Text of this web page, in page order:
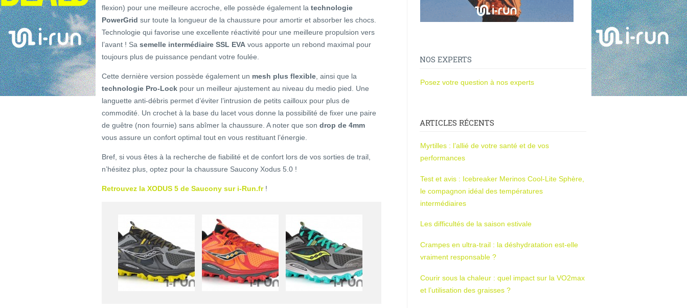
flexion) pour une meilleure accroche, elle possède également la technologie
PowerGrid sur toute la longueur de la chaussure pour amortir et absorber les chocs.
Technologie qui favorise une excellente réactivité pour une meilleure propulsion vers
l’avant ! Sa semelle intermédiaire SSL EVA vous apporte un rebond maximal pour
toujours plus de puissance pendant votre foulée.
Cette dernière version possède également un mesh plus flexible , ainsi que la
technologie Pro-Lock pour un meilleur ajustement au niveau du medio pied. Une
languette anti-débris permet d’éviter l’intrusion de petits cailloux pour plus de
commodité. Un crochet à la base du lacet vous donne la possibilité de fixer une paire
de guêtre (non fournie) sans abîmer la chaussure. A noter que son drop de 4mm
vous assure un confort optimal tout en vous restituant l’énergie.
Bref, si vous êtes à la recherche de fiabilité et de confort lors de vos sorties de trail,
n’hésitez plus, optez pour la chaussure Saucony Xodus 5.0 !
Retrouvez la XODUS 5 de Saucony sur i-Run.fr!
NOS EXPERTS
Posez votre question à nos experts
ARTICLES RÉCENTS
Myrtilles : l’allié de votre santé et de vos
performances
Test et avis : Icebreaker Merinos Cool-Lite Sphère,
le compagnon idéal des températures
intermédiaires
Les difficultés de la saison estivale
Crampes en ultra-trail : la déshydratation est-elle
vraiment responsable ?
Courir sous la chaleur : quel impact sur la VO2max
et l’utilisation des graisses ?